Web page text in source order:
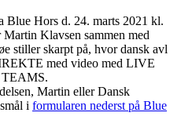
Hors d. 24. marts 2021 kl.
Klavsen sammen med
stiller skarpt på, hvor dansk avl
med video med LIVE
TEAMS.
Martin eller Dansk
i formularen nederst på Blue